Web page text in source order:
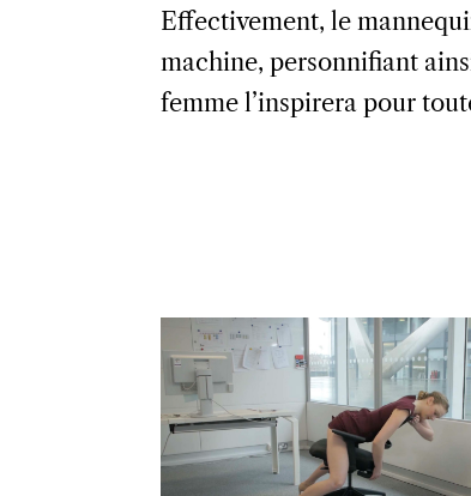
Effectivement, le
machine, personnifiant
femme l’inspirera pour